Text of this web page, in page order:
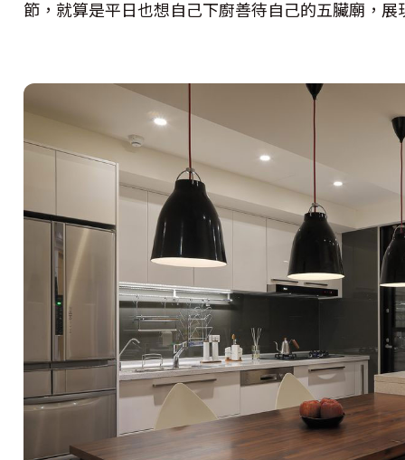
節，就算是平日也想自己下廚善待自己的五臟廟，